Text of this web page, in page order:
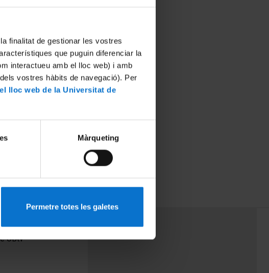
finalitat de gestionar les vostres
que puguin diferenciar la
interactueu amb el lloc web) i amb
vostres hàbits de navegació). Per
lloc web de la Universitat de
Màrqueting
Permetre totes les galetes
UBtv